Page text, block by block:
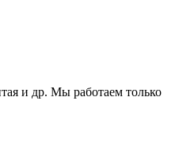
и др. Мы работаем только